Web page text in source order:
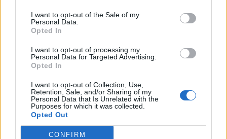
I want to opt-out of the Sale of my
Personal Data.
Opted In
I want to opt-out of processing my
Personal Data for Targeted Advertising.
Opted In
I want to opt-out of Collection, Use,
Retention, Sale, and/or Sharing of my
Personal Data that Is Unrelated with the
Purposes for which it was collected.
Opted Out
CONFIRM
Simoni e mantiene lo zoccolo duro
4 Ago 2026
L'Antiochense prende Caddeo e Doneddu,
Arborea e Tharros ripartono dai tecnici
La matricola Macomer prende il portiere
Fadda, altro colpo Coghinas con Samuele
Pinna
2 Ago 2026